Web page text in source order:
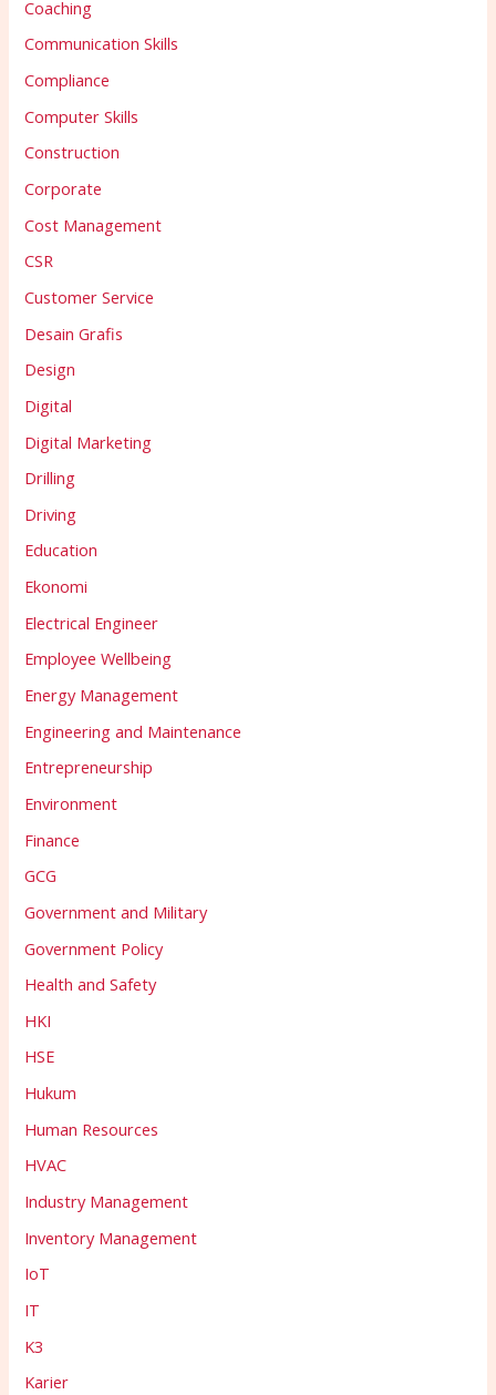
Coaching
Communication Skills
Compliance
Computer Skills
Construction
Corporate
Cost Management
CSR
Customer Service
Desain Grafis
Design
Digital
Digital Marketing
Drilling
Driving
Education
Ekonomi
Electrical Engineer
Employee Wellbeing
Energy Management
Engineering and Maintenance
Entrepreneurship
Environment
Finance
GCG
Government and Military
Government Policy
Health and Safety
HKI
HSE
Hukum
Human Resources
HVAC
Industry Management
Inventory Management
IoT
IT
K3
Karier